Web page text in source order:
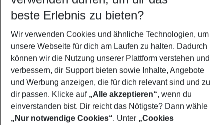
5-8 Nächte
2 Erwachsene Keine Kinder
Mehr Filter anzeigen
beste Erlebnis zu bieten?
Wir verwenden Cookies und ähnliche Technologien, um
unsere Webseite für dich am Laufen zu halten. Dadurch
können wir die Nutzung unserer Plattform verstehen und
verbessern, dir Support bieten sowie Inhalte, Angebote
und Werbung anzeigen, die für dich relevant sind und zu
dir passen. Klicke auf „Alle akzeptieren“, wenn du
einverstanden bist. Dir reicht das Nötigste? Dann wähle
„Nur notwendige Cookies“. Unter „Cookies